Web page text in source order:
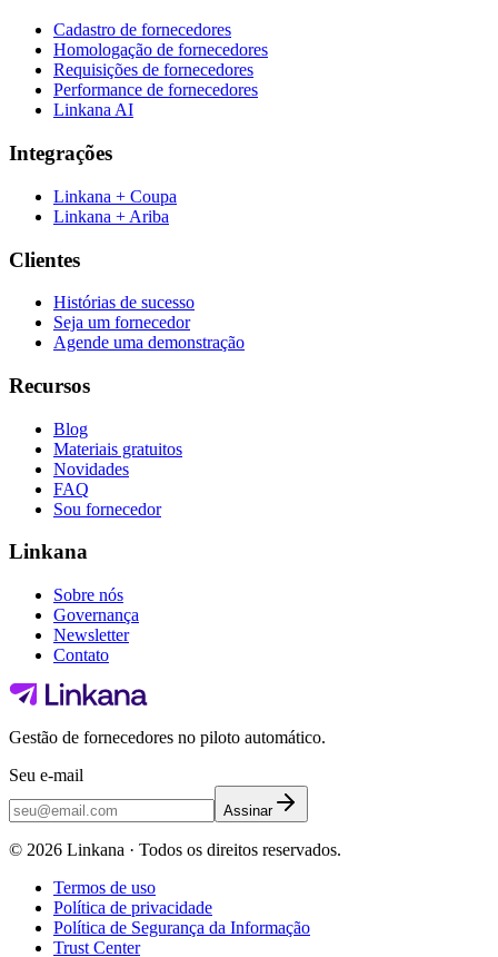
Cadastro de fornecedores
Homologação de fornecedores
Requisições de fornecedores
Performance de fornecedores
Linkana AI
Integrações
Linkana + Coupa
Linkana + Ariba
Clientes
Histórias de sucesso
Seja um fornecedor
Agende uma demonstração
Recursos
Blog
Materiais gratuitos
Novidades
FAQ
Sou fornecedor
Linkana
Sobre nós
Governança
Newsletter
Contato
Gestão de fornecedores no piloto automático.
Seu e-mail
Assinar
© 2026 Linkana · Todos os direitos reservados.
Termos de uso
Política de privacidade
Política de Segurança da Informação
Trust Center